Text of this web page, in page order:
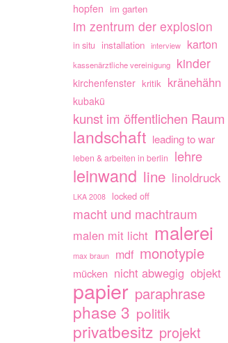
hopfen im garten
im zentrum der explosion
in situ installation interview karton
kassenärztliche vereinigung kinder
kirchenfenster kritik kränehähn
kubakü
kunst im öffentlichen Raum
landschaft leading to war
leben & arbeiten in berlin lehre
leinwand line linoldruck
LKA 2008 locked off
macht und machtraum
malen mit licht malerei
max braun mdf monotypie
mücken nicht abwegig objekt
papier paraphrase
phase 3 politik
privatbesitz projekt